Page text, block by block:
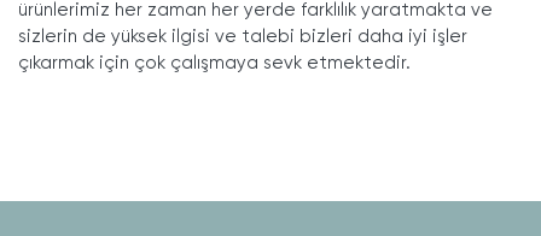
ürünlerimiz her zaman her yerde farklılık yaratmakta ve
sizlerin de yüksek ilgisi ve talebi bizleri daha iyi işler
çıkarmak için çok çalışmaya sevk etmektedir.